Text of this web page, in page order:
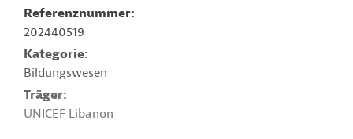
Referenznummer
202440519
Kategorie
Bildungswesen
Träger
UNICEF Libanon